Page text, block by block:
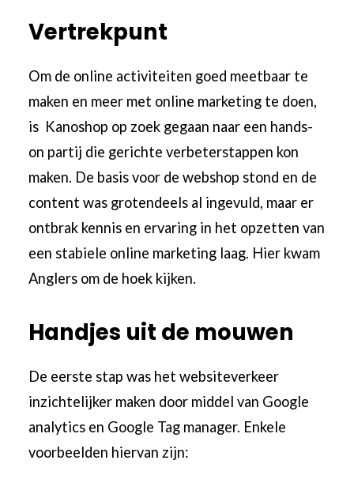
Vertrekpunt
Om de online activiteiten goed meetbaar te
maken en meer met online marketing te doen,
is Kanoshop op zoek gegaan naar een hands-
on partij die gerichte verbeterstappen kon
maken. De basis voor de webshop stond en de
content was grotendeels al ingevuld, maar er
ontbrak kennis en ervaring in het opzetten van
een stabiele online marketing laag. Hier kwam
Anglers om de hoek kijken.
Handjes uit de mouwen
De eerste stap was het websiteverkeer
inzichtelijker maken door middel van Google
analytics en Google Tag manager. Enkele
voorbeelden hiervan zijn: